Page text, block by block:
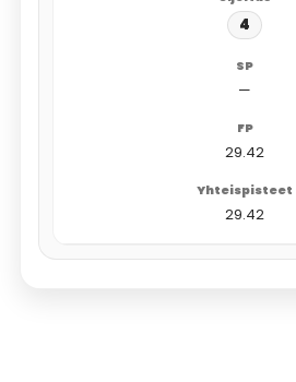
4
—
29.42
29.42